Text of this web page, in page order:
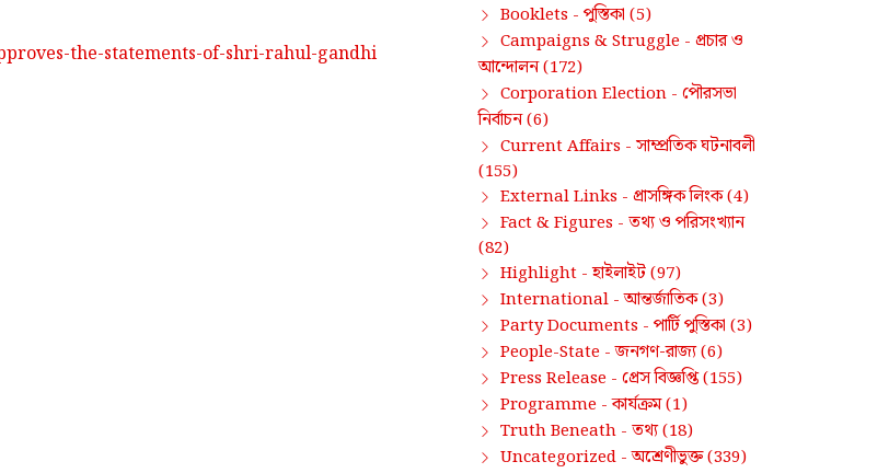
the-statements-of-shri-rahul-gandhi
Booklets - পুস্তিকা (5)
Campaigns & Struggle - প্রচার ও
আন্দোলন(172)
Corporation Election - পৌরসভা
নির্বাচন(6)
Current Affairs - সাম্প্রতিক ঘটনাবলী
(155)
External Links - প্রাসঙ্গিক লিংক(4)
Fact & Figures - তথ্য ও পরিসংখ্যান
(82)
Highlight -হাইলাইট(97)
International -আন্তর্জাতিক(3)
Party Documents - পার্টি পুস্তিকা (3)
People-State -জনগণ-রাজ্য(6)
Press Release - প্রেস বিজ্ঞপ্তি(155)
Programme -কার্যক্রম(1)
Truth Beneath - তথ্য(18)
Uncategorized -অশ্রেণীভুক্ত(339)